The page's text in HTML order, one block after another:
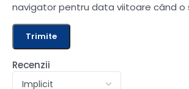
Recenzii
navigator pentru data viitoare când o